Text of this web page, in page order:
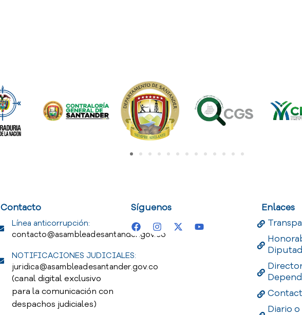
Contacto
Línea anticorrupción:
contacto@asambleadesantander.gov.co
NOTIFICACIONES JUDICIALES:
juridica@asambleadesantander.gov.co
(canal digital exclusivo
para la comunicación con
despachos judiciales)
Síguenos
Enlaces
Diario